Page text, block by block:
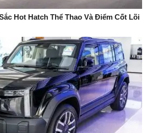
Hot Hatch Thể Thao Và Điểm Cốt Lõi